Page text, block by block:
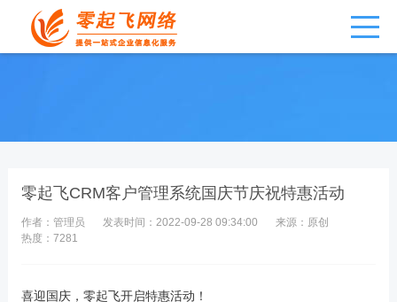
零起飞CRM客户管理系统国庆节庆祝特惠活动
作者：管理员 发表时间：2022-09-28 09:34:00
来源：原创
热度：7281
喜迎国庆， 零起飞开启特惠活动！